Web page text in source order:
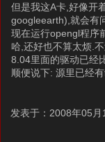
但是我这A卡,好像开
googleearth),就会有
现在运行opengl程序
哈,还好也不算太烦.
8.04里面的驱动已经
顺便说下: 源里已经
发表于：2008年05